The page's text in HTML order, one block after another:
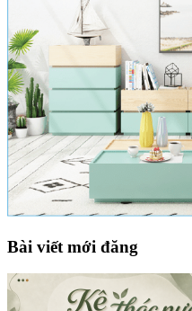
Bài viết mới đăng